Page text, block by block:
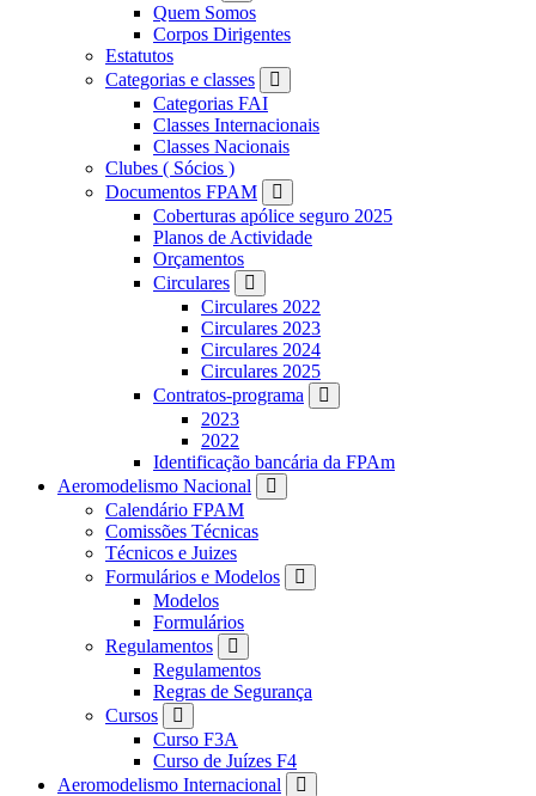
Quem Somos
Corpos Dirigentes
Estatutos
Categorias e classes
Categorias FAI
Classes Internacionais
Classes Nacionais
Clubes ( Sócios )
Documentos FPAM
Coberturas apólice seguro 2025
Planos de Actividade
Orçamentos
Circulares
Circulares 2022
Circulares 2023
Circulares 2024
Circulares 2025
Contratos-programa
2023
2022
Identificação bancária da FPAm
Aeromodelismo Nacional
Calendário FPAM
Comissões Técnicas
Técnicos e Juizes
Formulários e Modelos
Modelos
Formulários
Regulamentos
Regulamentos
Regras de Segurança
Cursos
Curso F3A
Curso de Juízes F4
Aeromodelismo Internacional